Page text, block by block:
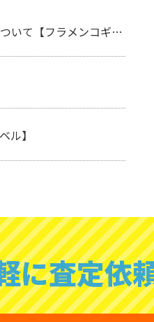
【フラメンコギター】
ル】
に査定依